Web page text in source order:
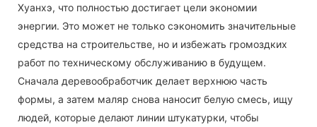
Хуанхэ, что полностью достигает цели экономии
энергии. Это может не только сэкономить значительные
средства на строительстве, но и избежать громоздких
работ по техническому обслуживанию в будущем.
Сначала деревообработчик делает верхнюю часть
формы, а затем маляр снова наносит белую смесь, ищу
людей, которые делают линии штукатурки, чтобы